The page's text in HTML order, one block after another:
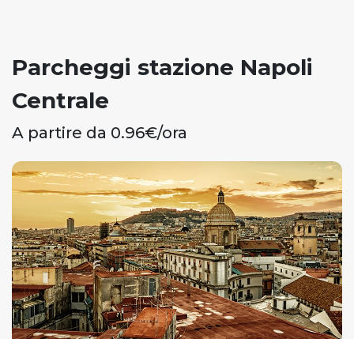
Parcheggi stazione Napoli
Centrale
A partire da 0.96€/ora